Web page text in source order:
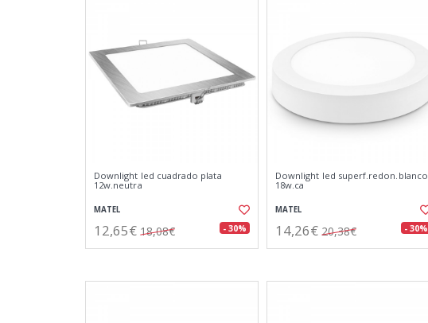
Downlight led cuadrado plata
12w.neutra
MATEL
12,65€ 18,08€ - 30%
Downlight led superf.redon.blanco
18w.ca
MATEL
14,26€ 20,38€ - 30%